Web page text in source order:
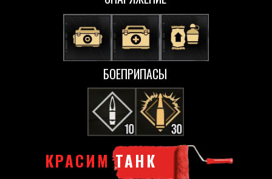
БОЕПРИПАСЫ
КРАСИМТАНК